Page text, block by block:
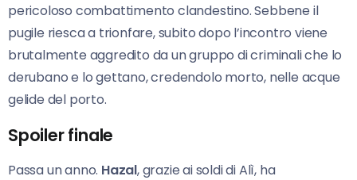
pericoloso combattimento clandestino. Sebbene il
pugile riesca a trionfare, subito dopo l’incontro viene
brutalmente aggredito da un gruppo di criminali che lo
derubano e lo gettano, credendolo morto, nelle acque
gelide del porto.
Spoiler finale
Passa un anno. Hazal, grazie ai soldi di Alì, ha